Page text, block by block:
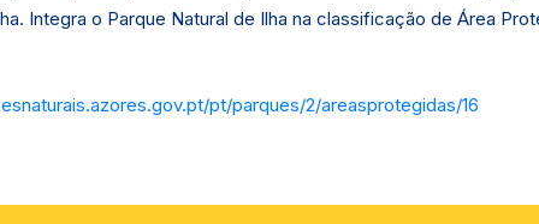
Integra o Parque Natural de Ilha na classificação de Área
pt/parques/2/areasprotegidas/16